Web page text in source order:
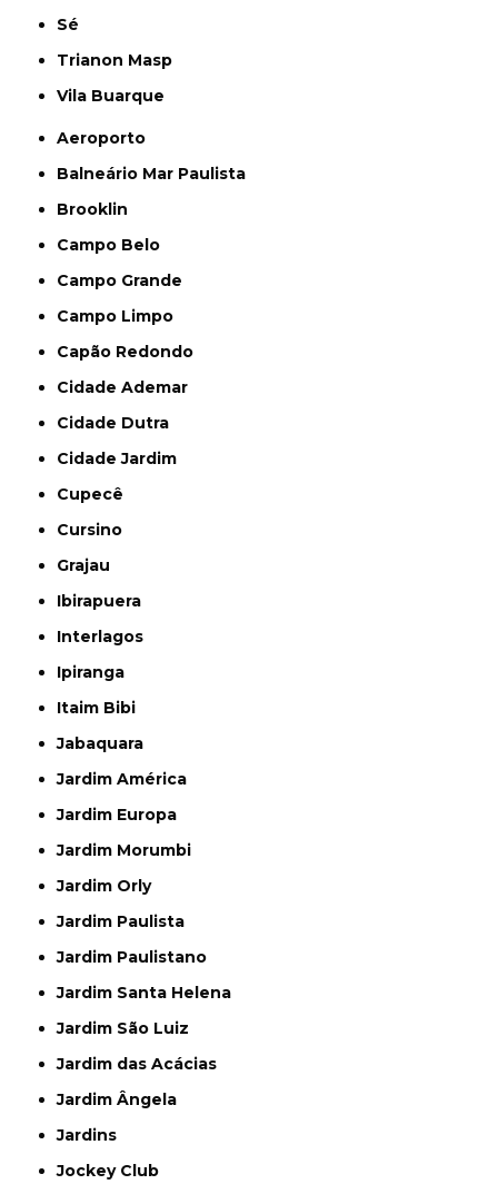
Sé
Trianon Masp
Vila Buarque
Aeroporto
Balneário Mar Paulista
Brooklin
Campo Belo
Campo Grande
Campo Limpo
Capão Redondo
Cidade Ademar
Cidade Dutra
Cidade Jardim
Cupecê
Cursino
Grajau
Ibirapuera
Interlagos
Ipiranga
Itaim Bibi
Jabaquara
Jardim América
Jardim Europa
Jardim Morumbi
Jardim Orly
Jardim Paulista
Jardim Paulistano
Jardim Santa Helena
Jardim São Luiz
Jardim das Acácias
Jardim Ângela
Jardins
Jockey Club